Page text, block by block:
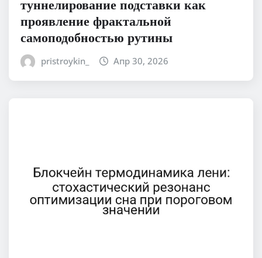
туннелирование подставки как
проявление фрактальной
самоподобностью рутины
pristroykin_ Апр 30, 2026